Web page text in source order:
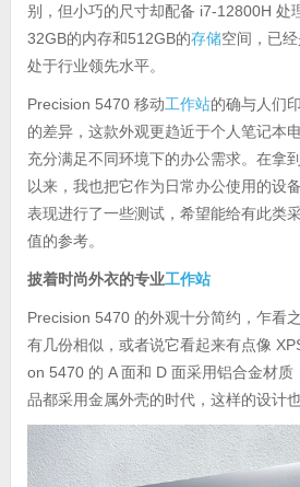
别，但小巧的尺寸却配备 i7-12800H 处
32GB的内存和512GB的存储空间，已经
处于行业领先水平。
Precision 5470 移动工作站的确与人们
的差异，这款外观更趋近于个人笔记本
充分满足不同环境下的办公需求。在拿
以来，我也把它作为日常办公使用的设
表现进行了一些测试，希望能给有此类
值的参考。
披着时尚外衣的专业工作站
Precision 5470 的外观十分简约，乍看
有几份相似，或者说它看起来有点像
on 5470 的 A 面和 D 面采用铝合金材质
品都采用金属外壳的时代，这样的设计